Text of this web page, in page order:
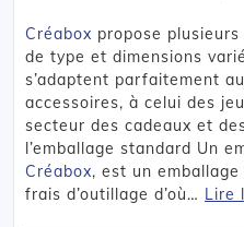
Créabox propose
de type et dimensions
s’adaptent parfaitement
accessoires, à celui des
secteur des cadeaux et
l’emballage standard Un
Créabox, est un
frais d’outillage d’où… Lire